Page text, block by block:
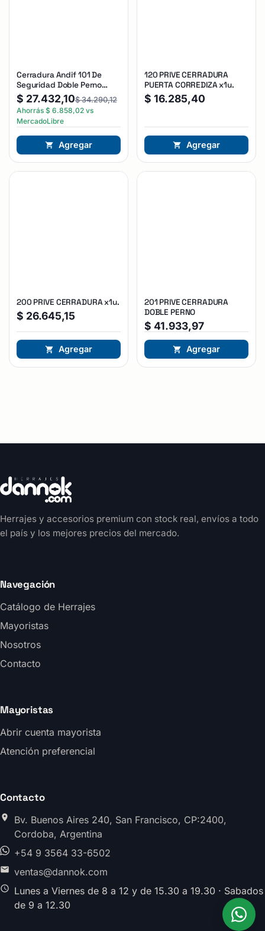
Cerradura Andif 101 De
Seguridad Doble Perno
Reforzada Plateado
$ 27.432,10$34.290,12
Ahorrás $ 6.858,02 vs
MercadoLibre
Agregar
120 PRIVE CERRADURA
PUERTA CORREDIZA x1u.
$ 16.285,40
Agregar
200 PRIVE CERRADURA x1u.
$ 26.645,15
Agregar
201 PRIVE CERRADURA
DOBLE PERNO
$ 41.933,97
Agregar
Herrajes y accesorios premium con stock real, envíos a todo
el país y los mejores precios del mercado.
Navegación
Catálogo de Herrajes
Mayoristas
Nosotros
Contacto
Mayoristas
Abrir cuenta mayorista
Atención preferencial
Contacto
Bv. Buenos Aires 240, San Francisco, CP:2400,
Cordoba, Argentina
+54 9 3564 33-6502
ventas@dannok.com
Lunes a Viernes de 8 a 12 y de 15.30 a 19.30 · Sabados
de 9 a 12.30